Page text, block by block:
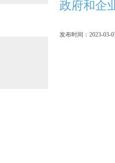
政府和企
发布时间：2023-